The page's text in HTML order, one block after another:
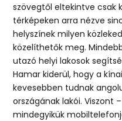
szövegtől eltekintve csak
térképeken arra nézve
helyszínek milyen
közelíthetők meg.
utazó helyi lakosok
Hamar kiderül, hogy a
kevesebben tudnak
országának lakói. Viszont
mindegyikük